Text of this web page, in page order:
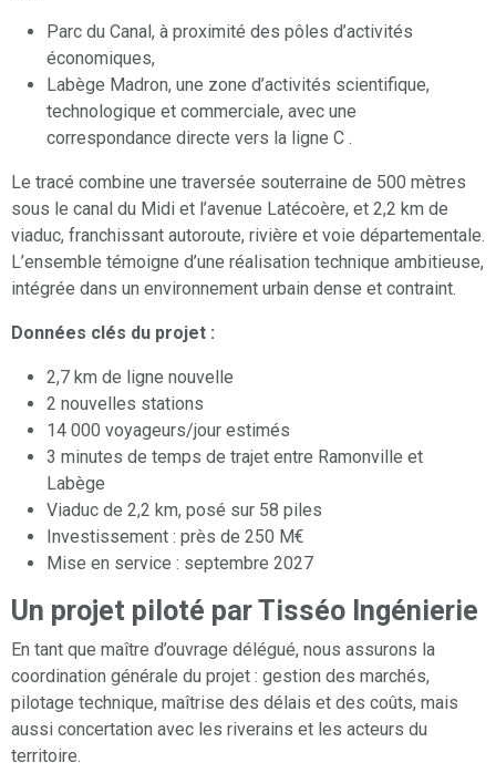
Parc du Canal, à proximité des pôles d’activités
économiques,
Labège Madron, une zone d’activités scientifique,
technologique et commerciale, avec une
correspondance directe vers la ligne C .
Le tracé combine une traversée souterraine de 500 mètres
sous le canal du Midi et l’avenue Latécoère, et 2,2 km de
viaduc, franchissant autoroute, rivière et voie départementale.
L’ensemble témoigne d’une réalisation technique ambitieuse,
intégrée dans un environnement urbain dense et contraint.
Données clés du projet :
2,7 km de ligne nouvelle
2 nouvelles stations
14 000 voyageurs/jour estimés
3 minutes de temps de trajet entre Ramonville et
Labège
Viaduc de 2,2 km, posé sur 58 piles
Investissement : près de 250 M€
Mise en service : septembre 2027
Un projet piloté par Tisséo Ingénierie
En tant que maître d’ouvrage délégué, nous assurons la
coordination générale du projet : gestion des marchés,
pilotage technique, maîtrise des délais et des coûts, mais
aussi concertation avec les riverains et les acteurs du
territoire.